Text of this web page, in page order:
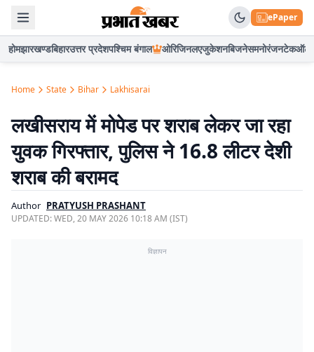
ePaper
होमझारखण्डबिहारउत्तर प्रदेशपश्चिम बंगाल ओरिजिनलएजुकेशनबिजनेसमनोरंजनटेकऑटो
Home State Bihar Lakhisarai
लखीसराय में मोपेड पर शराब लेकर जा रहा
युवक गिरफ्तार, पुलिस ने 16.8 लीटर देशी
शराब की बरामद
Author PRATYUSH PRASHANT
UPDATED:WED, 20 MAY 2026 10:18 AM (IST)
विज्ञापन